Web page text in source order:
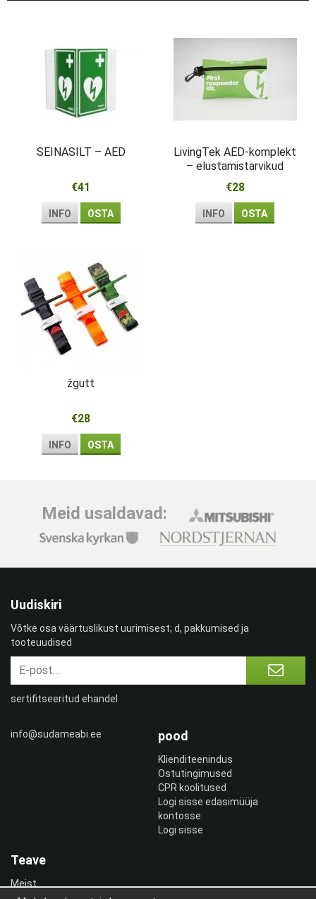
SEINASILT – AED
€41
INFO OSTA
LivingTek AED-komplekt
– elustamistarvikud
esmareageerijale
€28
INFO OSTA
žgutt
€28
INFO OSTA
Meid usaldavad:
info@sudameabi.ee pood
Klienditeenindus
Ostutingimused
CPR koolitused
Logi sisse edasimüüja
kontosse
Logi sisse
Teave
Meist
Uudiskiri
Võtke osa väärtuslikust uurimisest; d, pakkumised ja
tooteuudised
sertifitseeritud ehandel